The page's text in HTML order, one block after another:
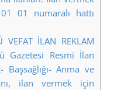
01 numaralı hattı
VEFAT İLAN REKLAM
Gazetesi Resmi İlan
Başsağlığı- Anma ve
ilan vermek için